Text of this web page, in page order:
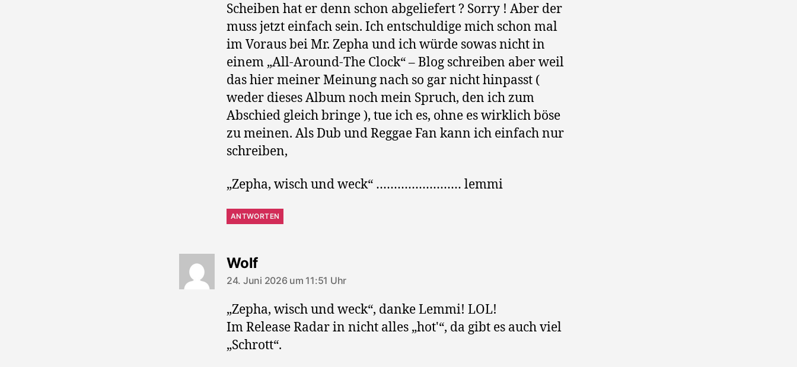
Scheiben hat er denn schon abgeliefert ? Sorry ! Aber der
muss jetzt einfach sein. Ich entschuldige mich schon mal
im Voraus bei Mr. Zepha und ich würde sowas nicht in
einem „All-Around-The Clock“ – Blog schreiben aber weil
das hier meiner Meinung nach so gar nicht hinpasst (
weder dieses Album noch mein Spruch, den ich zum
Abschied gleich bringe ), tue ich es, ohne es wirklich böse
zu meinen. Als Dub und Reggae Fan kann ich einfach nur
schreiben,
„Zepha, wisch und weck“ …………………… lemmi
ANTWORTEN
Wolfsagt:
24. Juni 2026 um 11:51 Uhr
„Zepha, wisch und weck“, danke Lemmi! LOL!
Im Release Radar in nicht alles „hot'“, da gibt es auch viel
„Schrott“.